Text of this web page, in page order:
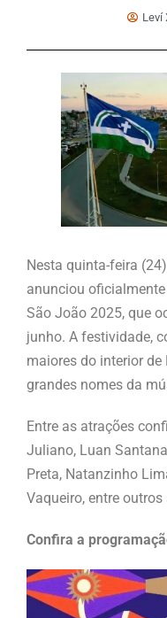
Leví
Nesta quinta-feira
anunciou
São João 2025, que
junho. A festividade,
maiores do interior
grandes nomes da
Entre as atrações
Juliano, Luan
Preta, Natanzinho
Vaqueiro, entre
Confira a